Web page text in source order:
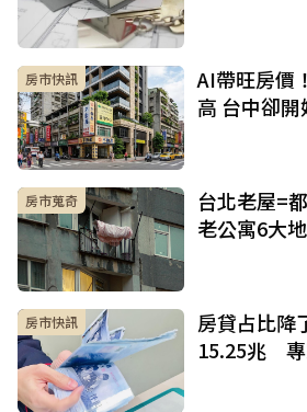
房市快訊
AI帶旺房價
高 台中卻開
房市蒐奇
台北老屋=
老公寓6大
房市快訊
房貸占比降
15.25兆 專